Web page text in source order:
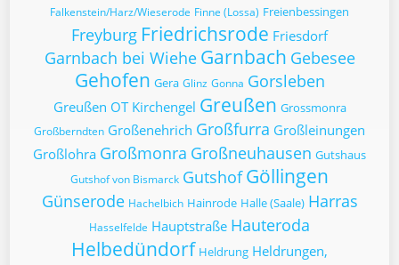
Falkenstein/Harz/Wieserode Finne (Lossa) Freienbessingen
Freyburg Friedrichsrode Friesdorf
Garnbach bei Wiehe Garnbach Gebesee
Gehofen Gera Glinz Gonna Gorsleben
Greußen OT Kirchengel Greußen Grossmonra
Großberndten Großenehrich Großfurra Großleinungen
Großlohra Großmonra Großneuhausen Gutshaus
Gutshof von Bismarck Gutshof Göllingen
Günserode Hachelbich Hainrode Halle (Saale) Harras
Hasselfelde Hauptstraße Hauteroda
Helbedündorf Heldrung Heldrungen,